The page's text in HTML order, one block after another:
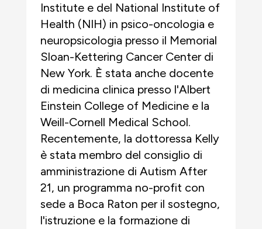
Institute e del National Institute of
Health (NIH) in psico-oncologia e
neuropsicologia presso il Memorial
Sloan-Kettering Cancer Center di
New York. È stata anche docente
di medicina clinica presso l'Albert
Einstein College of Medicine e la
Weill-Cornell Medical School.
Recentemente, la dottoressa Kelly
è stata membro del consiglio di
amministrazione di Autism After
21, un programma no-profit con
sede a Boca Raton per il sostegno,
l'istruzione e la formazione di